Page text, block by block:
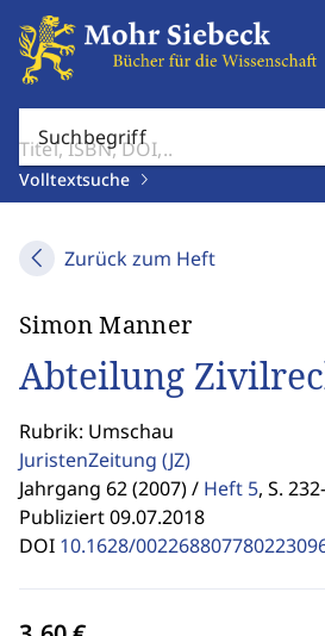
Suchbegriff
Volltextsuche
Zurück zum Heft
Simon Manner
Abteilung
Rubrik: Umschau
JuristenZeitung (JZ)
Jahrgang 62 (2007) / Heft 5, S.
Publiziert 09.07.2018
DOI 10.1628/